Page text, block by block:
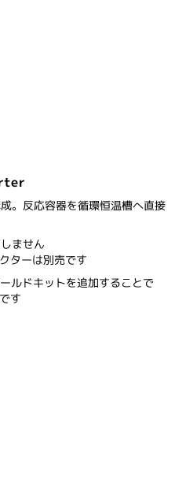
。反応容器を循環恒温槽へ直接
ません
ターは別売です
ルドキットを追加することで
す